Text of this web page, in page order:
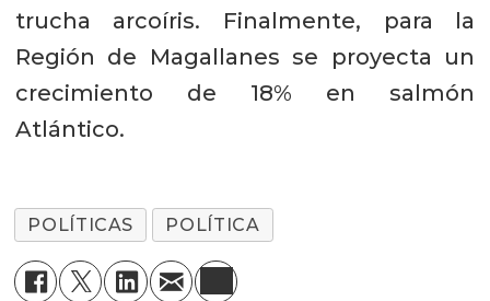
trucha arcoíris. Finalmente, para la
Región de Magallanes se proyecta un
crecimiento de 18% en salmón
Atlántico.
POLÍTICAS POLÍTICA